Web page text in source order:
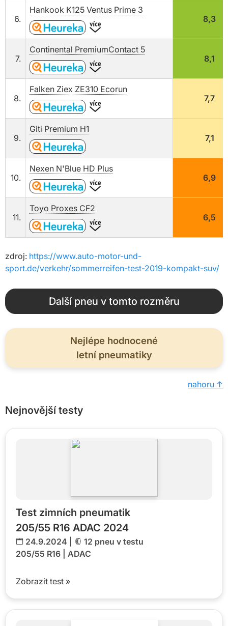
6.
Hankook K125 Ventus Prime 3
8,3
7.
Continental PremiumContact 5
8,1
8.
Falken Ziex ZE310 Ecorun
7,7
9.
Giti Premium H1
7,1
10.
Nexen N'Blue HD Plus
6,9
11.
Toyo Proxes CF2
6,5
zdroj: https://www.auto-motor-und-
sport.de/verkehr/sommerreifen-test-2019-kompakt-suv/
Další pneu v tomto rozměru
Nejlépe hodnocené
letní pneumatiky
nahoru ↑
Nejnovější testy
Test zimních pneumatik
205/55 R16 ADAC 2024
24.9.2024 |
12 pneu v testu
205/55 R16
ADAC
Zobrazit test »